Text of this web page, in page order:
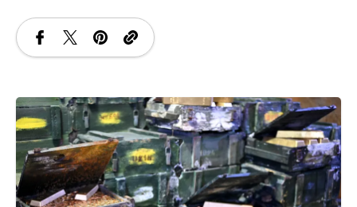
INGRIJIRE
ISTORIE
NATURĂ